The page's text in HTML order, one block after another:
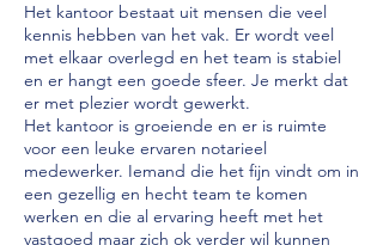
Het kantoor bestaat uit mensen die veel
kennis hebben van het vak. Er wordt veel
met elkaar overlegd en het team is stabiel
en er hangt een goede sfeer. Je merkt dat
er met plezier wordt gewerkt.
Het kantoor is groeiende en er is ruimte
voor een leuke ervaren notarieel
medewerker. Iemand die het fijn vindt om in
een gezellig en hecht team te komen
werken en die al ervaring heeft met het
vastgoed maar zich ok verder wil kunnen